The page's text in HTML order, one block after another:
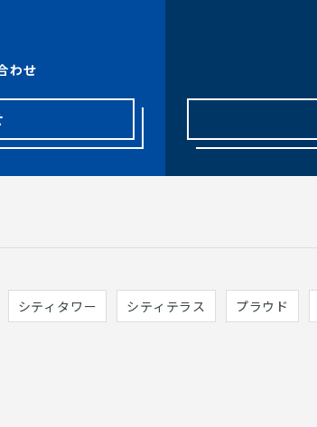
わせ
シティタワー シティテラス プラウド